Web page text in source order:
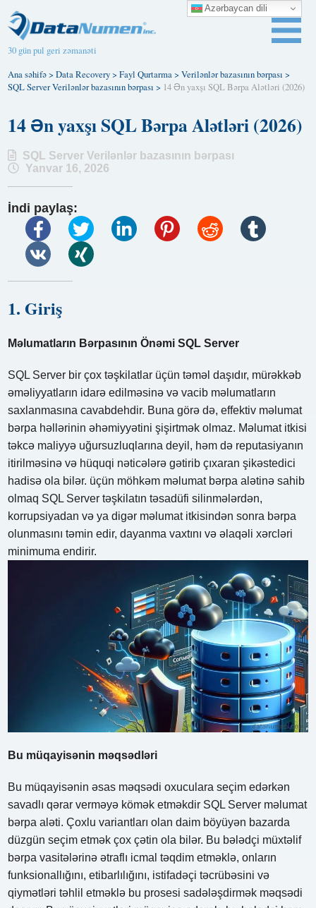
30 gün pul geri zəmanəti
Ana səhifə>Data Recovery>Fayl Qurtarma>Verilənlər bazasının bərpası >
SQL Server Verilənlər bazasının bərpası > 14 Ən yaxşı SQL Bərpa Alətləri (2026)
14 Ən yaxşı SQL Bərpa Alətləri (2026)
SQL Server Verilənlər bazasının bərpası
Yanvar 16, 2026
İndi paylaş:
1. Giriş
Məlumatların Bərpasının Önəmi SQL Server
SQL Server bir çox təşkilatlar üçün təməl daşıdır, mürəkkəb
əməliyyatların idarə edilməsinə və vacib məlumatların
saxlanmasına cavabdehdir. Buna görə də, effektiv məlumat
bərpa həllərinin əhəmiyyətini şişirtmək olmaz. Məlumat itkisi
təkcə maliyyə uğursuzluqlarına deyil, həm də reputasiyanın
itirilməsinə və hüquqi nəticələrə gətirib çıxaran şikəstedici
hadisə ola bilər. üçün möhkəm məlumat bərpa alətinə sahib
olmaq SQL Server təşkilatın təsadüfi silinmələrdən,
korrupsiyadan və ya digər məlumat itkisindən sonra bərpa
olunmasını təmin edir, dayanma vaxtını və əlaqəli xərcləri
minimuma endirir.
Bu müqayisənin məqsədləri
Bu müqayisənin əsas məqsədi oxuculara seçim edərkən
savadlı qərar verməyə kömək etməkdir SQL Server məlumat
bərpa aləti. Çoxlu variantları olan daim böyüyən bazarda
düzgün seçim etmək çox çətin ola bilər. Bu bələdçi müxtəlif
bərpa vasitələrinə ətraflı icmal təqdim etməklə, onların
funksionallığını, etibarlılığını, istifadəçi təcrübəsini və
qiymətləri təhlil etməklə bu prosesi sadələşdirmək məqsədi
Azərbaycan dili